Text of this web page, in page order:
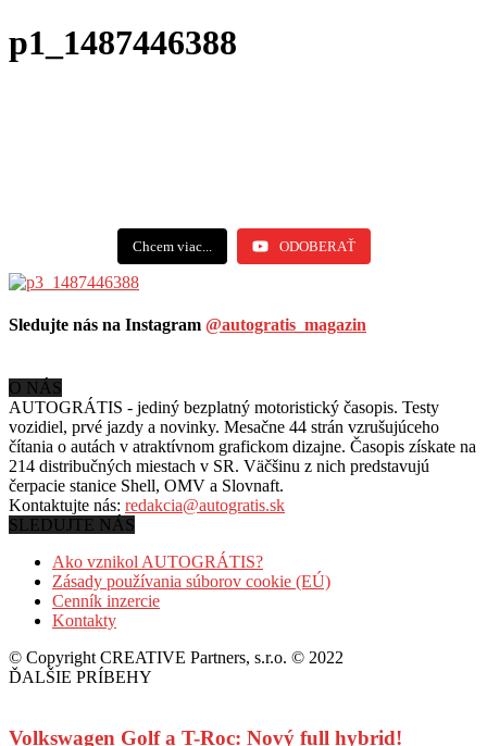
p1_1487446388
Chcem viac... ODOBERAŤ
Sledujte nás na Instagram @autogratis_magazin
O NÁS
AUTOGRÁTIS - jediný bezplatný motoristický časopis. Testy
vozidiel, prvé jazdy a novinky. Mesačne 44 strán vzrušujúceho
čítania o autách v atraktívnom grafickom dizajne. Časopis získate na
214 distribučných miestach v SR. Väčšinu z nich predstavujú
čerpacie stanice Shell, OMV a Slovnaft.
Kontaktujte nás: redakcia@autogratis.sk
SLEDUJTE NÁS
Ako vznikol AUTOGRÁTIS?
Zásady používania súborov cookie (EÚ)
Cenník inzercie
Kontakty
© Copyright CREATIVE Partners, s.r.o. © 2022
ĎALŠIE PRÍBEHY
Volkswagen Golf a T-Roc: Nový full hybrid!